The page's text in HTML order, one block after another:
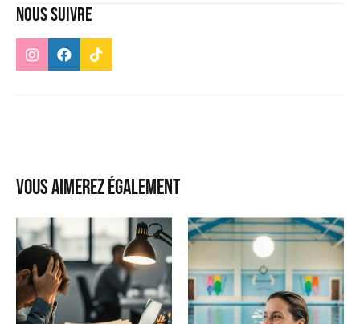
Nous suivre
Vous aimerez également